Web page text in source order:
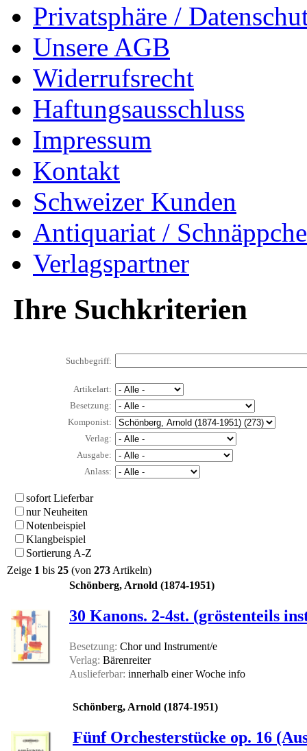
Privatsphäre /
Unsere AGB
Widerrufsrecht
Haftungsausschluss
Impressum
Kontakt
Schweizer Kunden
Antiquariat /
Verlagspartner
Ihre Suchkriterien
Suchbegriff:
Artikelart:
Besetzung:
Komponist:
Verlag:
Ausgabe:
Anlass:
sofort Lieferbar
nur Neuheiten
Notenbeispiel
Klangbeispiel
Sortierung A-Z
Zeige 1 bis 25 (von 273Artikeln)
Schönberg, Arnold (1874-1951)
30 Kanons. 2-4st. (gröstenteils
Besetzung: Chor und Instrument/e
Verlag: Bärenreiter
Auslieferbar: innerhalb einer Woche info
Schönberg, Arnold (1874-1951)
Fünf Orchesterstücke op. 16